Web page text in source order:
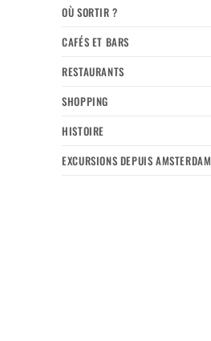
OÙ SORTIR ?
CAFÉS ET BARS
RESTAURANTS
SHOPPING
HISTOIRE
EXCURSIONS DEPUIS AMSTERDAM